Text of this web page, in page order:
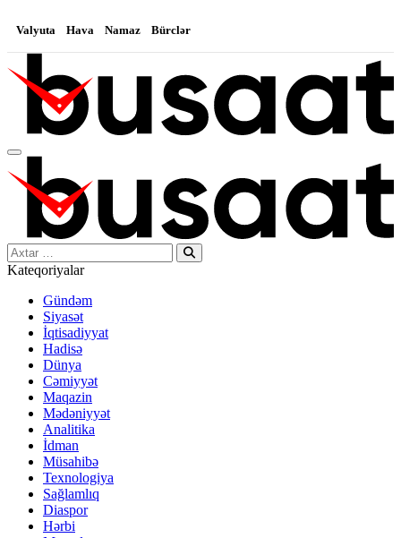
Valyuta Hava Namaz Bürclər
Search…
Kateqoriyalar
Gündəm
Siyasət
İqtisadiyyat
Hadisə
Dünya
Cəmiyyət
Maqazin
Mədəniyyət
Analitika
İdman
Müsahibə
Texnologiya
Sağlamlıq
Diaspor
Hərbi